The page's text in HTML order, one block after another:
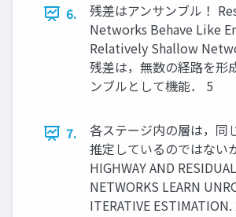
6.
残差はアンサンブル！
Networks Behave Like
Relatively Shallow
残差は，無数の経路を形
ンブルとして機能． 5
7.
各ステージ内の層は，同
推定しているのではない
HIGHWAY AND RESIDUAL
NETWORKS LEARN
ITERATIVE